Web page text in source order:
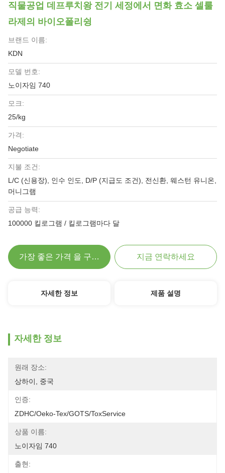
직물공업 데프루치왕 전기 세정에서 면화 효소 셀룰
라제의 바이오폴리슁
브랜드 이름:
KDN
모델 번호:
노이자임 740
모크:
25/kg
가격:
Negotiate
지불 조건:
L/C (신용장), 인수 인도, D/P (지급도 조건), 전신환, 웨스턴 유니온,
머니그램
공급 능력:
100000 킬로그램 / 킬로그램마다 달
가장 좋은 가격 을 구하라 지금 연락하세요
자세한 정보 제품 설명
자세한 정보
원래 장소:
상하이, 중국
인증:
ZDHC/Oeko-Tex/GOTS/ToxService
상품 이름:
노이자임 740
출현: